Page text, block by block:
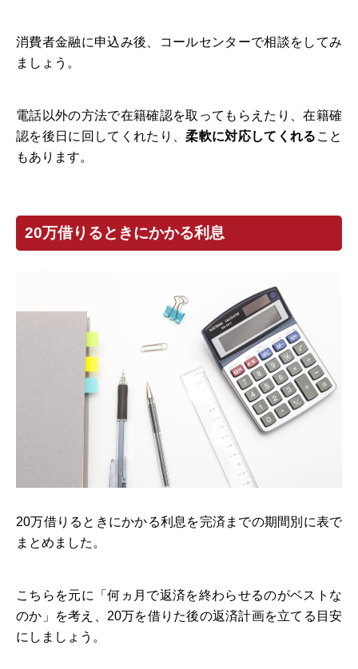
消費者金融に申込み後、コールセンターで相談をしてみ
ましょう。
電話以外の方法で在籍確認を取ってもらえたり、在籍確
認を後日に回してくれたり、柔軟に対応してくれる こと
もあります。
20万借りるときにかかる利息
20万借りるときにかかる利息を完済までの期間別に表で
まとめました。
こちらを元に「何ヵ月で返済を終わらせるのがベストな
のか」を考え、20万を借りた後の返済計画を立てる目安
にしましょう。